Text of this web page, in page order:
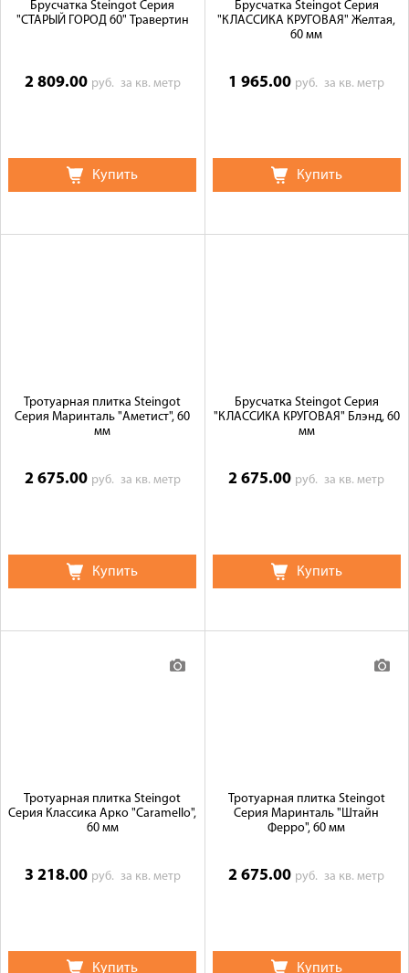
Брусчатка Steingot Серия
"СТАРЫЙ ГОРОД 60" Травертин
2 809.00 руб. за кв. метр
Купить
Брусчатка Steingot Серия
"КЛАССИКА КРУГОВАЯ" Желтая,
60 мм
1 965.00 руб.за кв. метр
Купить
Тротуарная плитка Steingot
Серия Маринталь "Аметист", 60
мм
2 675.00 руб. за кв. метр
Купить
Брусчатка Steingot Серия
"КЛАССИКА КРУГОВАЯ" Блэнд, 60
мм
2 675.00 руб.за кв. метр
Купить
Тротуарная плитка Steingot
Серия Классика Арко "Caramello",
60 мм
3 218.00 руб. за кв. метр
Купить
Тротуарная плитка Steingot
Серия Маринталь "Штайн
Ферро", 60 мм
2 675.00 руб.за кв. метр
Купить